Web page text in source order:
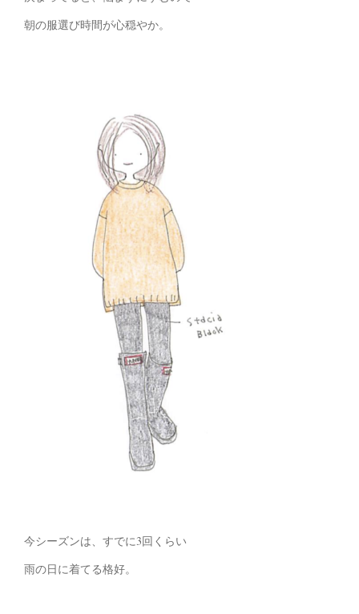
朝の服選び時間が心穏やか。
今シーズンは、すでに3回くらい
雨の日に着てる格好。